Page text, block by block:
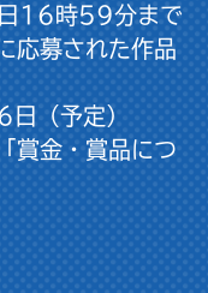
16時59分まで
応募された作品
（予定）
賞金・賞品につ